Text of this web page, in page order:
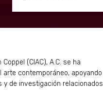
(CIAC), A.C. se ha
contemporáneo, apoyando
de investigación relacionados